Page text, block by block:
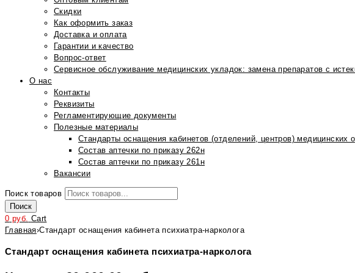
Скидки
Как оформить заказ
Доставка и оплата
Гарантии и качество
Вопрос-ответ
Сервисное обслуживание медицинских укладок: замена препаратов с
О нас
Контакты
Реквизиты
Регламентирующие документы
Полезные материалы
Стандарты оснащения кабинетов (отделений, центров) медицинских
Состав аптечки по приказу 262н
Состав аптечки по приказу 261н
Вакансии
Поиск товаров
Поиск
0 руб. Cart
Главная›Стандарт оснащения кабинета психиатра-нарколога
Стандарт оснащения кабинета психиатра-нарколога